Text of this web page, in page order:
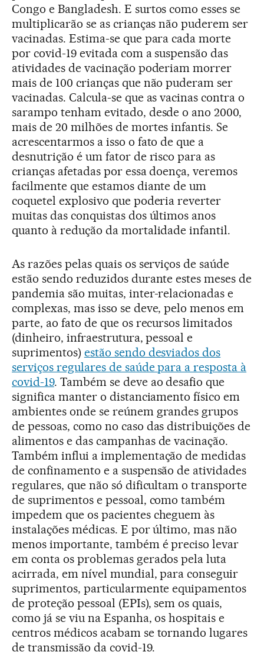
Congo e Bangladesh. E surtos como esses se
multiplicarão se as crianças não puderem ser
vacinadas. Estima-se que para cada morte
por covid-19 evitada com a suspensão das
atividades de vacinação poderiam morrer
mais de 100 crianças que não puderam ser
vacinadas. Calcula-se que as vacinas contra o
sarampo tenham evitado, desde o ano 2000,
mais de 20 milhões de mortes infantis. Se
acrescentarmos a isso o fato de que a
desnutrição é um fator de risco para as
crianças afetadas por essa doença, veremos
facilmente que estamos diante de um
coquetel explosivo que poderia reverter
muitas das conquistas dos últimos anos
quanto à redução da mortalidade infantil.
As razões pelas quais os serviços de saúde
estão sendo reduzidos durante estes meses de
pandemia são muitas, inter-relacionadas e
complexas, mas isso se deve, pelo menos em
parte, ao fato de que os recursos limitados
(dinheiro, infraestrutura, pessoal e
suprimentos) estão sendo desviados dos
serviços regulares de saúde para a resposta à
covid-19. Também se deve ao desafio que
significa manter o distanciamento físico em
ambientes onde se reúnem grandes grupos
de pessoas, como no caso das distribuições de
alimentos e das campanhas de vacinação.
Também influi a implementação de medidas
de confinamento e a suspensão de atividades
regulares, que não só dificultam o transporte
de suprimentos e pessoal, como também
impedem que os pacientes cheguem às
instalações médicas. E por último, mas não
menos importante, também é preciso levar
em conta os problemas gerados pela luta
acirrada, em nível mundial, para conseguir
suprimentos, particularmente equipamentos
de proteção pessoal (EPIs), sem os quais,
como já se viu na Espanha, os hospitais e
centros médicos acabam se tornando lugares
de transmissão da covid-19.